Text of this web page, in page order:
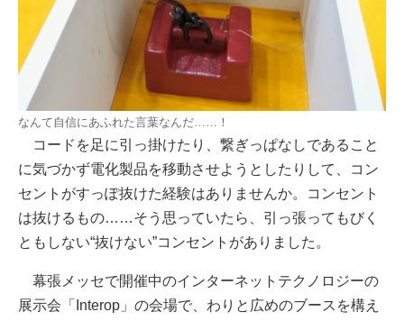
なんて自信にあふれた言葉なんだ……！
コードを足に引っ掛けたり、繋ぎっぱなしであること
に気づかず電化製品を移動させようとしたりして、コン
セントがすっぽ抜けた経験はありませんか。コンセント
は抜けるもの……そう思っていたら、引っ張ってもびく
ともしない“抜けない”コンセントがありました。
幕張メッセで開催中のインターネットテクノロジーの
展示会「Interop」の会場で、わりと広めのブースを構え